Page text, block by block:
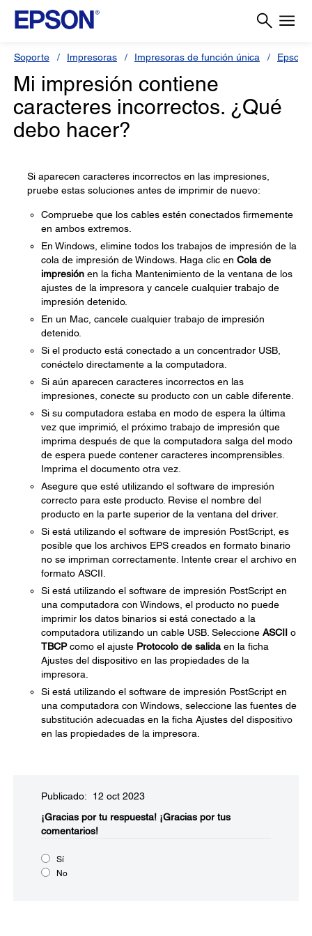
Soporte Impresoras Impresoras de función única Epson
Mi impresión contiene
caracteres incorrectos. ¿Qué
debo hacer?
Si aparecen caracteres incorrectos en las impresiones,
pruebe estas soluciones antes de imprimir de nuevo:
Compruebe que los cables estén conectados firmemente
en ambos extremos.
En Windows, elimine todos los trabajos de impresión de la
cola de impresión de Windows. Haga clic en Cola de
impresión en la ficha Mantenimiento de la ventana de los
ajustes de la impresora y cancele cualquier trabajo de
impresión detenido.
En un Mac, cancele cualquier trabajo de impresión
detenido.
Si el producto está conectado a un concentrador USB,
conéctelo directamente a la computadora.
Si aún aparecen caracteres incorrectos en las
impresiones, conecte su producto con un cable diferente.
Si su computadora estaba en modo de espera la última
vez que imprimió, el próximo trabajo de impresión que
imprima después de que la computadora salga del modo
de espera puede contener caracteres incomprensibles.
Imprima el documento otra vez.
Asegure que esté utilizando el software de impresión
correcto para este producto. Revise el nombre del
producto en la parte superior de la ventana del driver.
Si está utilizando el software de impresión PostScript, es
posible que los archivos EPS creados en formato binario
no se impriman correctamente. Intente crear el archivo en
formato ASCII.
Si está utilizando el software de impresión PostScript en
una computadora con Windows, el producto no puede
imprimir los datos binarios si está conectado a la
computadora utilizando un cable USB. Seleccione ASCII o
TBCPcomo el ajuste Protocolo de salida en la ficha
Ajustes del dispositivo en las propiedades de la
impresora.
Si está utilizando el software de impresión PostScript en
una computadora con Windows, seleccione las fuentes de
substitución adecuadas en la ficha Ajustes del dispositivo
en las propiedades de la impresora.
Publicado: 12 oct 2023
¡Gracias por tu respuesta! ¡Gracias por tus
comentarios!
Sí
No